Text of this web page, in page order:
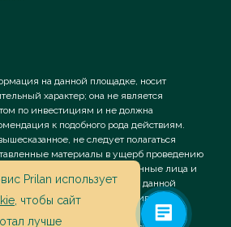
на данной площадке, носит
характер; она не является
по инвестициям и не должна
к подобного рода действиям.
не следует полагаться
материалы в ущерб проведению
«Prilan» его аффилированные лица и
за использование данной
косвенный ущерб, наступивший
Prilan использует
, чтобы сайт
лучше